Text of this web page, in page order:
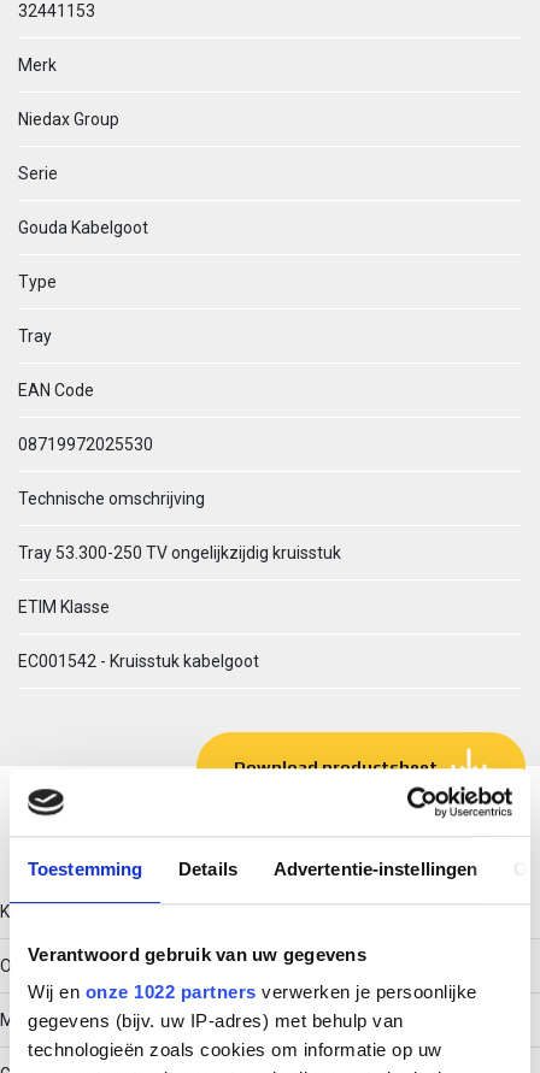
Toestemming Details Advertentie-instellingen
Verantwoord gebruik van uw gegevens
Wij en onze 1022 partners verwerken je persoonlijke
gegevens (bijv. uw IP-adres) met behulp van
technologieën zoals cookies om informatie op uw
32441153
Merk
Niedax Group
Serie
Gouda Kabelgoot
Type
Tray
EAN Code
08719972025530
Technische omschrijving
Tray 53.300-250 TV ongelijkzijdig kruisstuk
ETIM Klasse
EC001542 - Kruisstuk kabelgoot
Download productsheet
Kleur
Overig
Model